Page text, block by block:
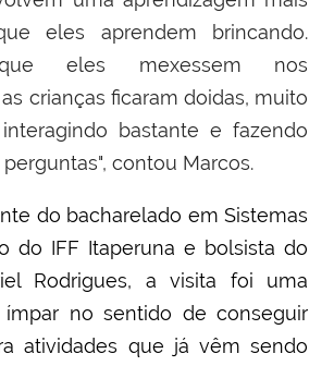
eles aprendem brincando.
eles mexessem nos
crianças ficaram doidas, muito
bastante e fazendo
contou Marcos.
do bacharelado em Sistemas
do IFF Itaperuna e bolsista do
Rodrigues, a visita foi uma
ímpar no sentido de conseguir
atividades que já vêm sendo